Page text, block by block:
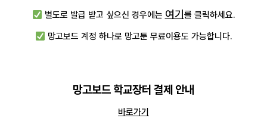
별도로 발급 받고 싶으신 경우에는 여기 를 클릭하세요.
망고보드 계정 하나로 망고툰 무료이용도 가능합니다.
망고보드 학교장터 결제 안내
바로가기